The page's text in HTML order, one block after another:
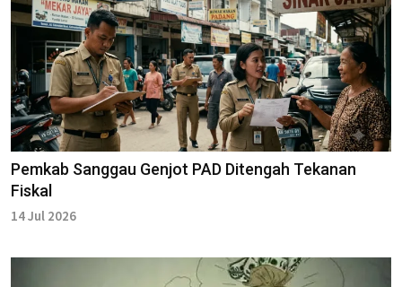
Pemkab Sanggau Genjot PAD Ditengah Tekanan
Fiskal
14 Jul 2026